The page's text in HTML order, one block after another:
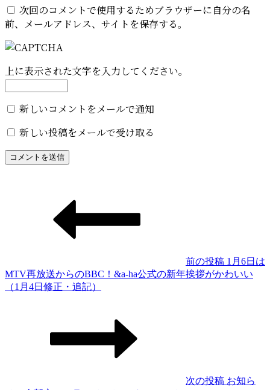
次回のコメントで使用するためブラウザーに自分の名
前、メールアドレス、サイトを保存する。
上に表示された文字を入力してください。
新しいコメントをメールで通知
新しい投稿をメールで受け取る
ー
前の投稿 1月6日は
MTV再放送からのBBC！&a-ha公式の新年挨拶がかわいい
（1月4日修正・追記）
次の投稿 お知ら